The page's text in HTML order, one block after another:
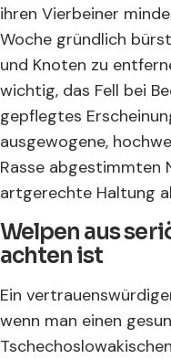
ihren Vierbeiner
Woche gründlich
und Knoten zu
wichtig, das Fell bei
gepflegtes
ausgewogene,
Rasse abgestimmten
artgerechte Haltung
Welpen aus
achten ist
Ein
wenn man einen